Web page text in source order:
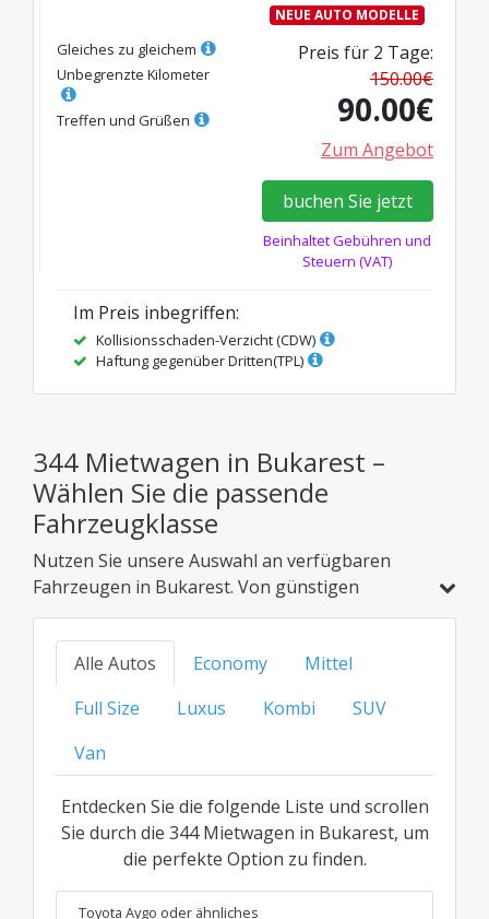
NEUE AUTO MODELLE
Gleiches zu gleichem
Unbegrenzte Kilometer
Treffen und Grüßen
Preis für 2 Tage:
150.00€
90.00€
Zum Angebot
buchen Sie jetzt
Beinhaltet Gebühren und
Steuern (VAT)
Im Preis inbegriffen:
Kollisionsschaden-Verzicht (CDW)
Haftung gegenüber Dritten(TPL)
344 Mietwagen in Bukarest –
Wählen Sie die passende
Fahrzeugklasse
Nutzen Sie unsere Auswahl an verfügbaren
Fahrzeugen in Bukarest. Von günstigen
Kompaktwagen und Hybridmodellen bis hin zu
Familienautos, SUVs oder der Luxusklasse –
finden Sie Ihre ideale Option zum besten
transparenten Preis für jede Kategorie.
Alle Autos Economy
Mittel
Full Size
Luxus Kombi
SUV
Van
Entdecken Sie die folgende Liste und scrollen
Sie durch die 344 Mietwagen in Bukarest, um
die perfekte Option zu finden.
Toyota Aygo oder ähnliches